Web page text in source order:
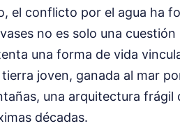
el conflicto por el agua ha
no es solo una
una forma de vida
tierra joven, ganada al mar
una arquitectura frágil
décadas.